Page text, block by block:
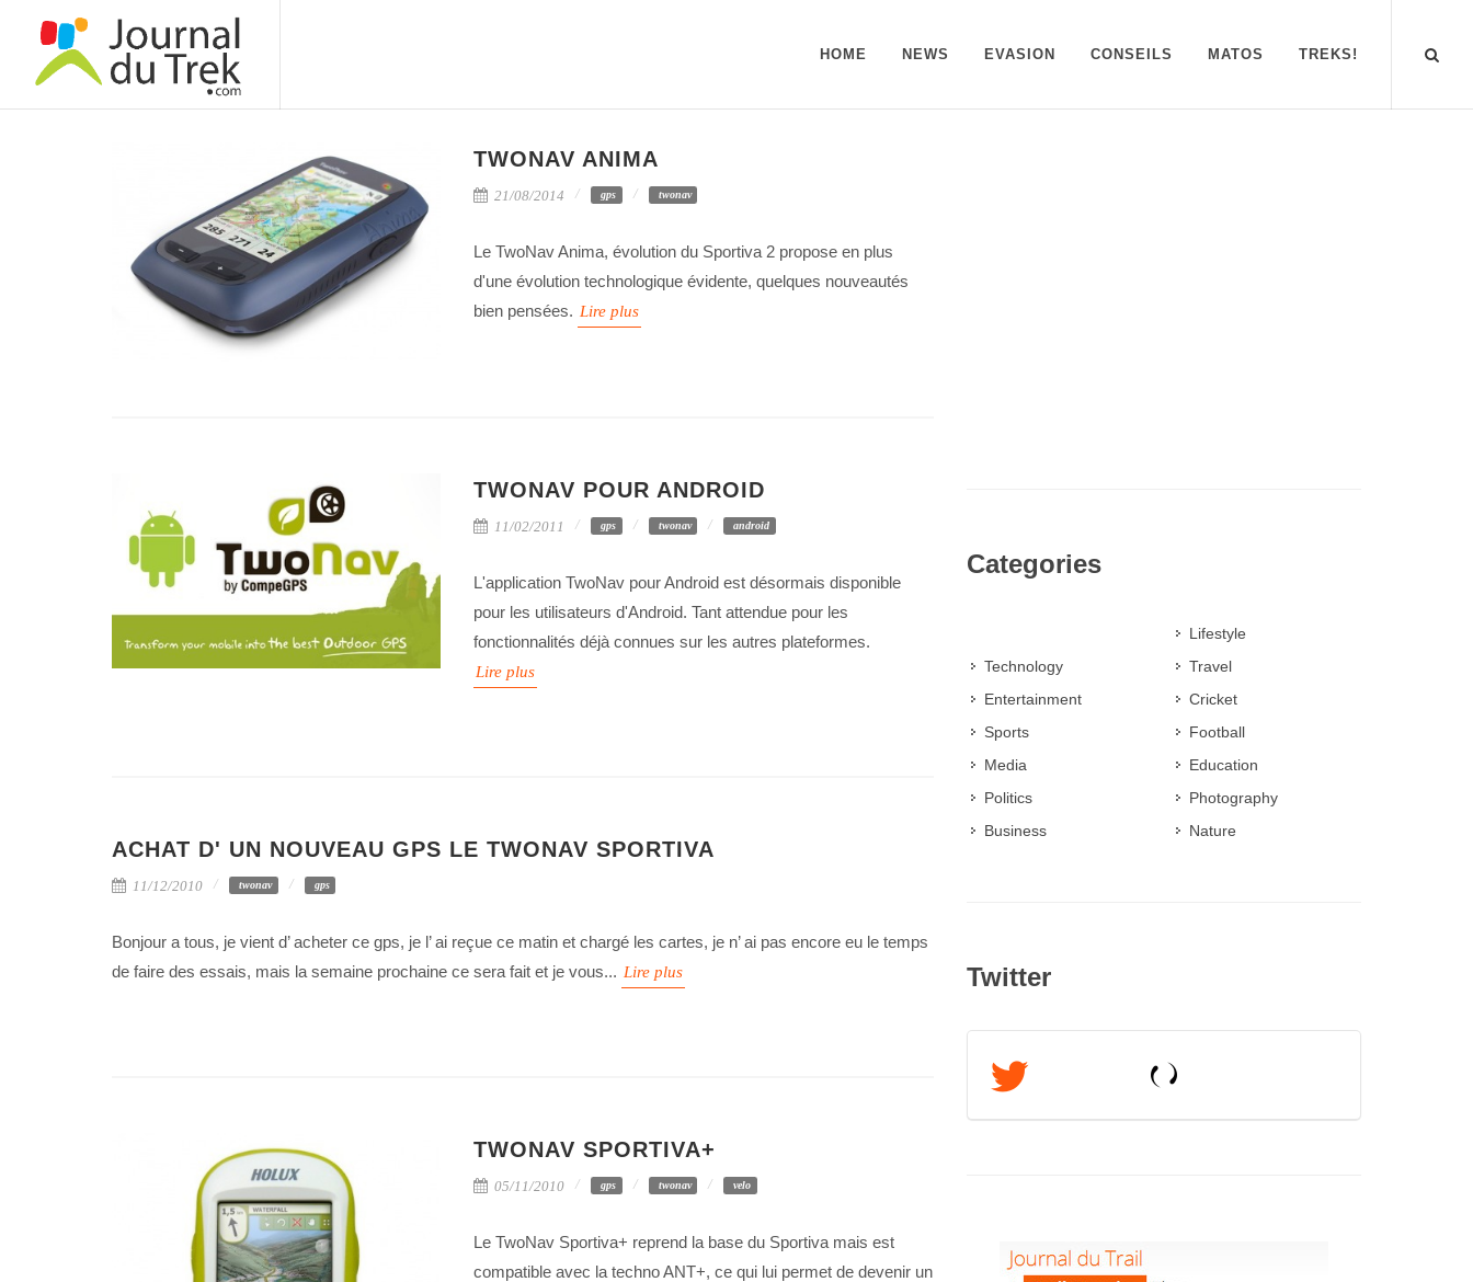
HOME NEWS EVASION CONSEILS MATOS TREKS!
TWONAV ANIMA
21/08/2014 gps twonav
Le TwoNav Anima, évolution du Sportiva 2 propose en plus
d'une évolution technologique évidente, quelques nouveautés
bien pensées. Lire plus
TWONAV POUR ANDROID
11/02/2011 gps twonav android
L'application TwoNav pour Android est désormais disponible
pour les utilisateurs d'Android. Tant attendue pour les
fonctionnalités déjà connues sur les autres plateformes.
Lire plus
ACHAT D' UN NOUVEAU GPS LE TWONAV SPORTIVA
11/12/2010 twonav gps
Bonjour a tous, je vient d’ acheter ce gps, je l’ ai reçue ce matin et chargé les cartes, je n’ ai pas encore eu le temps
de faire des essais, mais la semaine prochaine ce sera fait et je vous... Lire plus
TWONAV SPORTIVA+
05/11/2010 gps twonav velo
Le TwoNav Sportiva+ reprend la base du Sportiva mais est
compatible avec la techno ANT+, ce qui lui permet de devenir un
Categories
Technology
Entertainment
Sports
Media
Politics
Business
Lifestyle
Travel
Cricket
Football
Education
Photography
Nature
Twitter